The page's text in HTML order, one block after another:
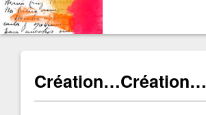
Création…Création…